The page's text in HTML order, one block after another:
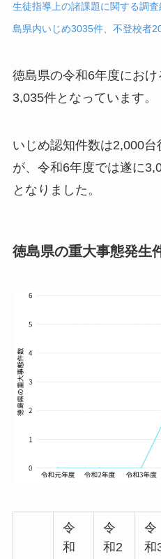
生徒指導上の諸課題に関する調査
島県内いじめ3035件、不登校者
徳島県の令和6年度におけ
3,035件となっています。
いじめ認知件数は2,000
が、令和6年度では遂に
となりました。
徳島県の重大事態発生
令
和
令
和2
令
和